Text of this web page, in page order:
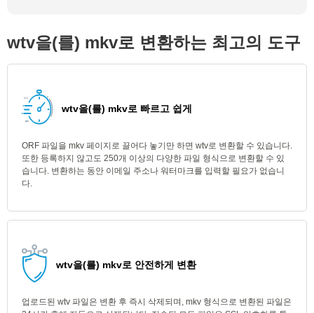
wtv을(를) mkv로 변환하는 최고의 도구
wtv을(를) mkv로 빠르고 쉽게
ORF 파일을 mkv 페이지로 끌어다 놓기만 하면 wtv로 변환할 수 있습니다.
또한 등록하지 않고도 250개 이상의 다양한 파일 형식으로 변환할 수 있
습니다. 변환하는 동안 이메일 주소나 워터마크를 입력할 필요가 없습니
다.
wtv을(를) mkv로 안전하게 변환
업로드된 wtv 파일은 변환 후 즉시 삭제되며, mkv 형식으로 변환된 파일은